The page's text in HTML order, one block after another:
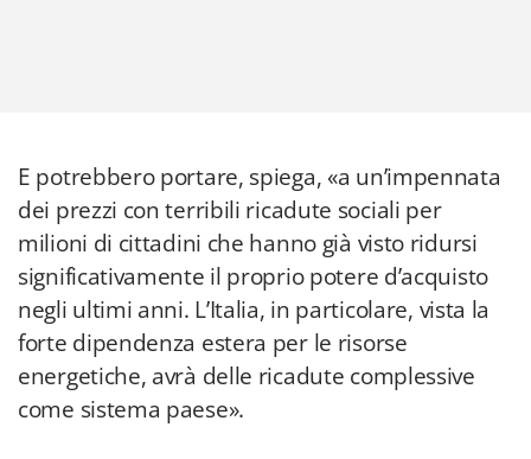
E potrebbero portare, spiega, «a un’impennata
dei prezzi con terribili ricadute sociali per
milioni di cittadini che hanno già visto ridursi
significativamente il proprio potere d’acquisto
negli ultimi anni. L’Italia, in particolare, vista la
forte dipendenza estera per le risorse
energetiche, avrà delle ricadute complessive
come sistema paese».